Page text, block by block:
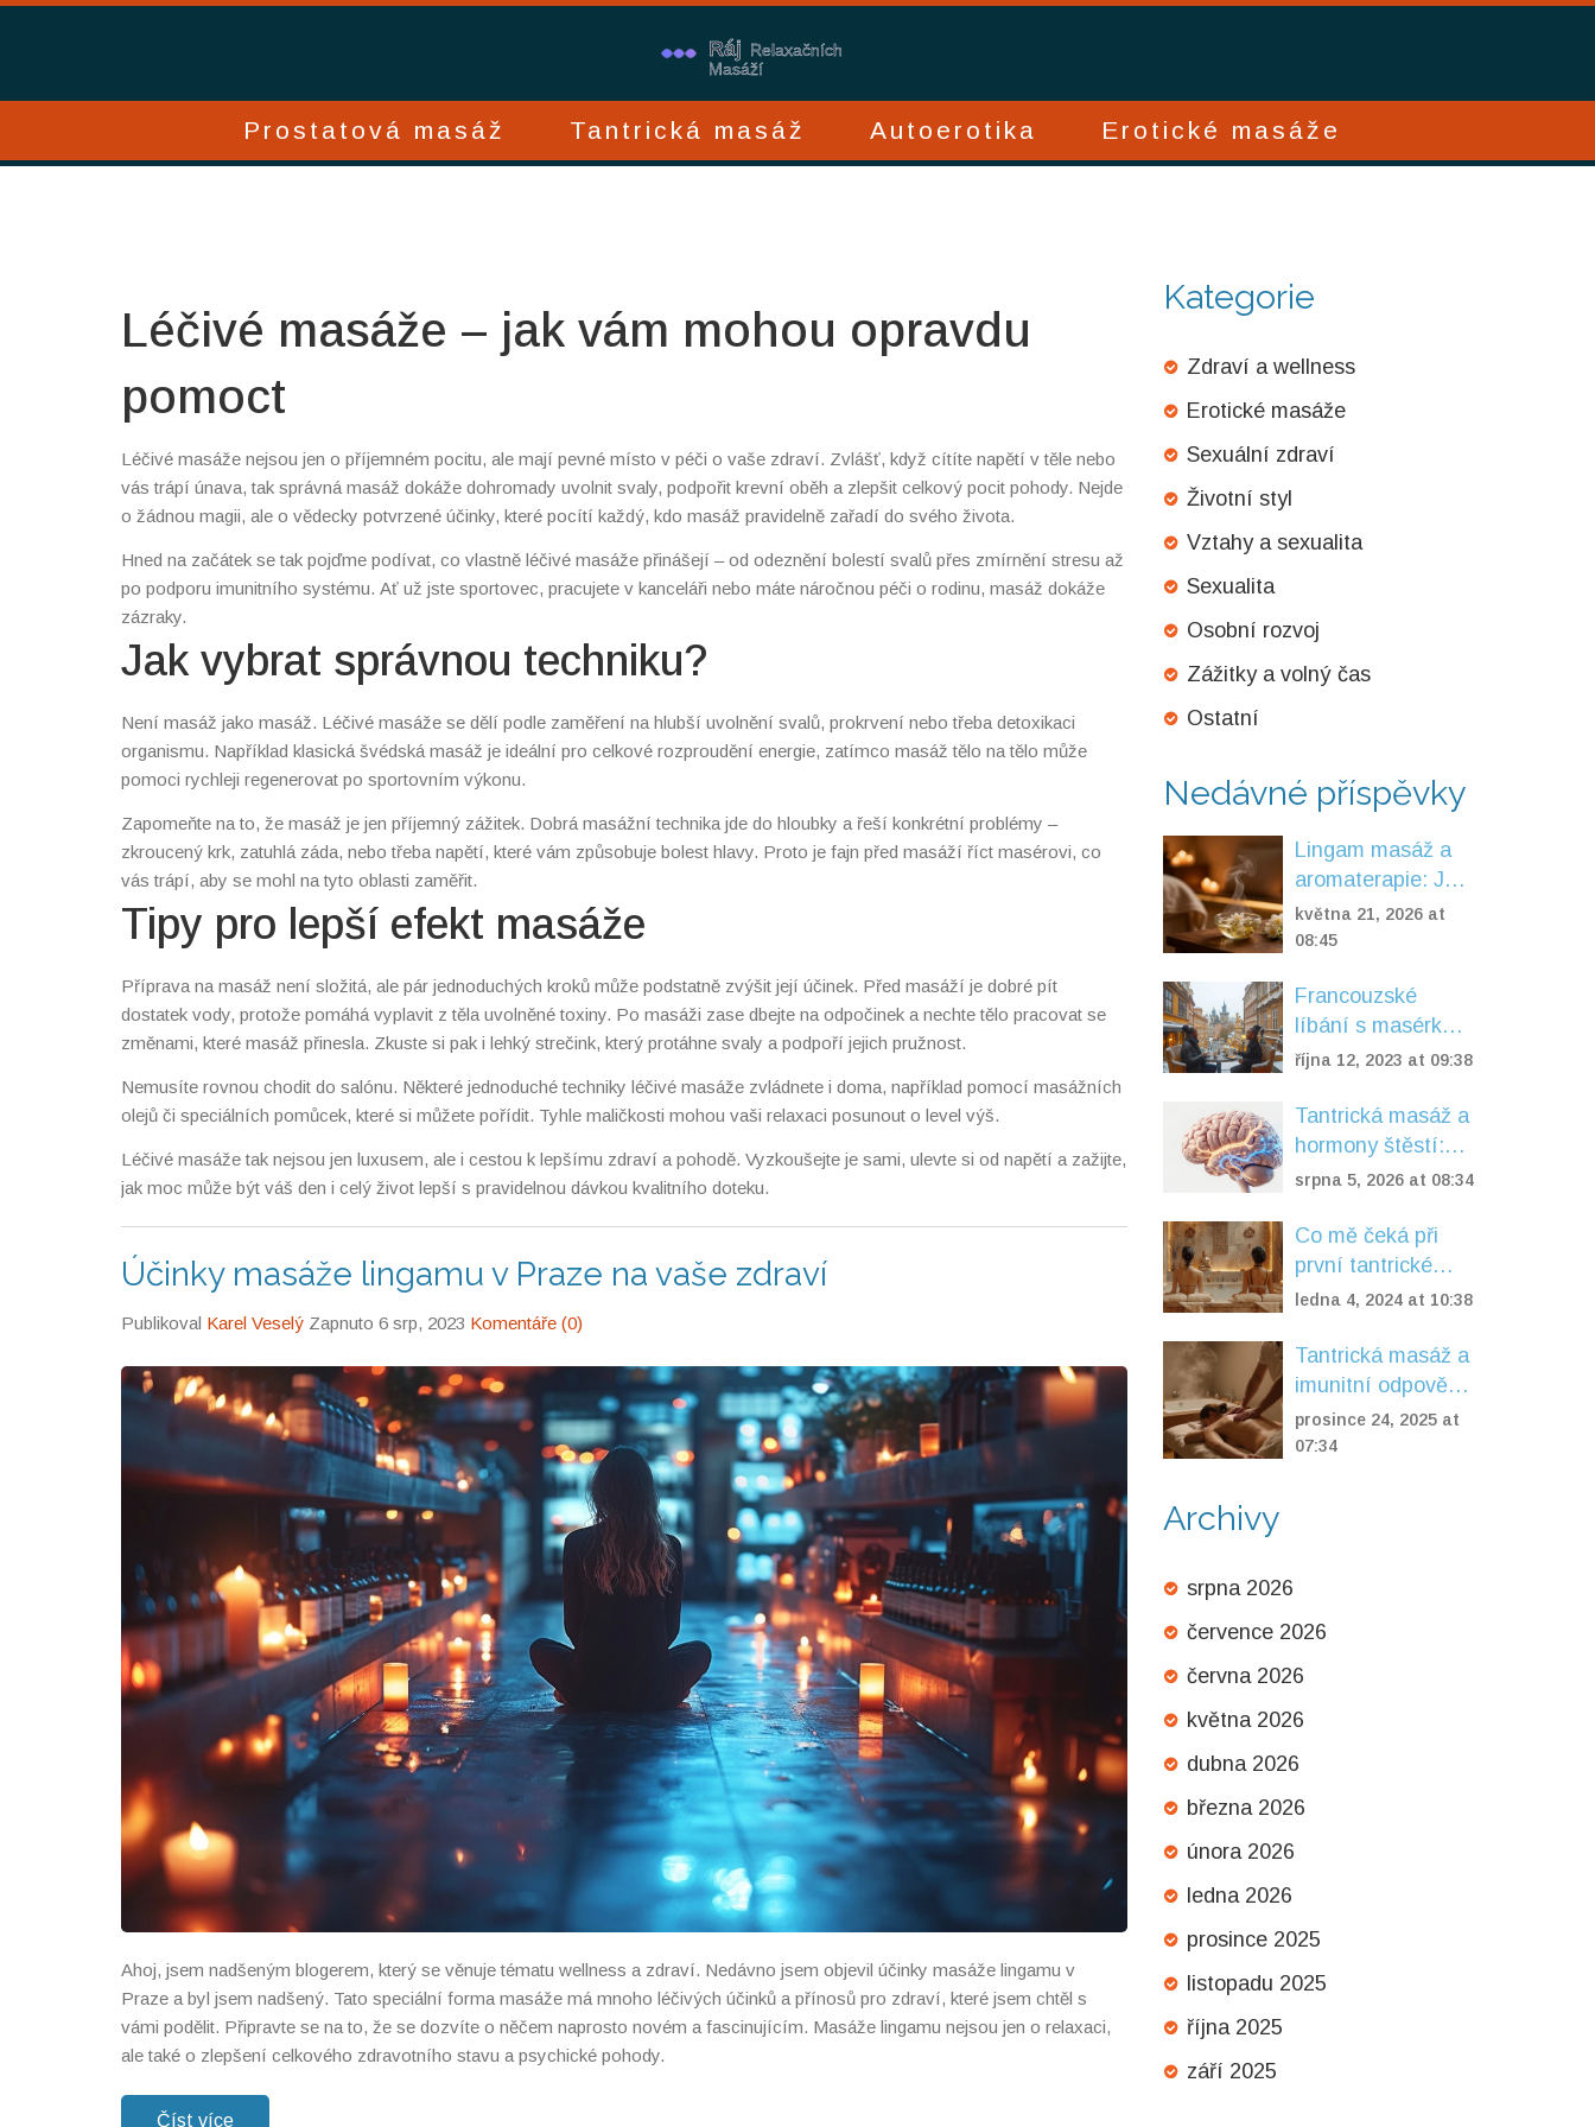
Prostatová masáž Tantrická masáž Autoerotika Erotické masáže
Léčivé masáže – jak vám mohou opravdu
pomoct
Léčivé masáže nejsou jen o příjemném pocitu, ale mají pevné místo v péči o vaše zdraví. Zvlášť, když cítíte napětí v těle nebo
vás trápí únava, tak správná masáž dokáže dohromady uvolnit svaly, podpořit krevní oběh a zlepšit celkový pocit pohody. Nejde
o žádnou magii, ale o vědecky potvrzené účinky, které pocítí každý, kdo masáž pravidelně zařadí do svého života.
Hned na začátek se tak pojďme podívat, co vlastně léčivé masáže přinášejí – od odeznění bolestí svalů přes zmírnění stresu až
po podporu imunitního systému. Ať už jste sportovec, pracujete v kanceláři nebo máte náročnou péči o rodinu, masáž dokáže
zázraky.
Jak vybrat správnou techniku?
Není masáž jako masáž. Léčivé masáže se dělí podle zaměření na hlubší uvolnění svalů, prokrvení nebo třeba detoxikaci
organismu. Například klasická švédská masáž je ideální pro celkové rozproudění energie, zatímco masáž tělo na tělo může
pomoci rychleji regenerovat po sportovním výkonu.
Zapomeňte na to, že masáž je jen příjemný zážitek. Dobrá masážní technika jde do hloubky a řeší konkrétní problémy –
zkroucený krk, zatuhlá záda, nebo třeba napětí, které vám způsobuje bolest hlavy. Proto je fajn před masáží říct masérovi, co
vás trápí, aby se mohl na tyto oblasti zaměřit.
Tipy pro lepší efekt masáže
Příprava na masáž není složitá, ale pár jednoduchých kroků může podstatně zvýšit její účinek. Před masáží je dobré pít
dostatek vody, protože pomáhá vyplavit z těla uvolněné toxiny. Po masáži zase dbejte na odpočinek a nechte tělo pracovat se
změnami, které masáž přinesla. Zkuste si pak i lehký strečink, který protáhne svaly a podpoří jejich pružnost.
Nemusíte rovnou chodit do salónu. Některé jednoduché techniky léčivé masáže zvládnete i doma, například pomocí masážních
olejů či speciálních pomůcek, které si můžete pořídit. Tyhle maličkosti mohou vaši relaxaci posunout o level výš.
Léčivé masáže tak nejsou jen luxusem, ale i cestou k lepšímu zdraví a pohodě. Vyzkoušejte je sami, ulevte si od napětí a zažijte,
jak moc může být váš den i celý život lepší s pravidelnou dávkou kvalitního doteku.
Účinky masáže lingamu v Praze na vaše zdraví
Publikoval Karel Veselý Zapnuto 6 srp, 2023 Komentáře (0)
Ahoj, jsem nadšeným blogerem, který se věnuje tématu wellness a zdraví. Nedávno jsem objevil účinky masáže lingamu v
Praze a byl jsem nadšený. Tato speciální forma masáže má mnoho léčivých účinků a přínosů pro zdraví, které jsem chtěl s
vámi podělit. Připravte se na to, že se dozvíte o něčem naprosto novém a fascinujícím. Masáže lingamu nejsou jen o relaxaci,
ale také o zlepšení celkového zdravotního stavu a psychické pohody.
Číst více
Kategorie
Zdraví a wellness
Erotické masáže
Sexuální zdraví
Životní styl
Vztahy a sexualita
Sexualita
Osobní rozvoj
Zážitky a volný čas
Ostatní
Nedávné příspěvky
Lingam masáž a
aromaterapie: Jak
vůně hluboce
podporují uvolnění
května 21, 2026 at
08:45
Francouzské
líbání s masérkou
v Praze: Jak si
místo?
října 12, 2023 at 09:38
Tantrická masáž a
hormony štěstí:
Jak oxytocin a
vaše zdraví
srpna 5, 2026 at 08:34
Co mě čeká při
první tantrické
masáži: Pokročilé
ledna 4, 2024 at 10:38
Tantrická masáž a
imunitní odpověď:
Co vědecky víme
o jejím vlivu na
prosince 24, 2025 at
07:34
Archivy
srpna 2026
července 2026
června 2026
května 2026
dubna 2026
března 2026
února 2026
ledna 2026
prosince 2025
listopadu 2025
října 2025
září 2025